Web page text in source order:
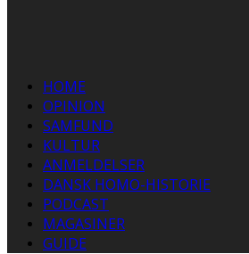
HOME
OPINION
SAMFUND
KULTUR
ANMELDELSER
DANSK HOMO-HISTORIE
PODCAST
MAGASINER
GUIDE